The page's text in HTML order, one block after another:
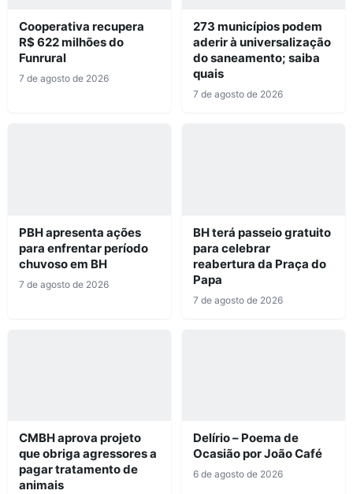
Cooperativa recupera
R$ 622 milhões do
Funrural
7 de agosto de 2026
273 municípios podem
aderir à universalização
do saneamento; saiba
quais
7 de agosto de 2026
PBH apresenta ações
para enfrentar período
chuvoso em BH
7 de agosto de 2026
BH terá passeio gratuito
para celebrar
reabertura da Praça do
Papa
7 de agosto de 2026
CMBH aprova projeto
que obriga agressores a
pagar tratamento de
animais
Delírio – Poema de
Ocasião por João Café
6 de agosto de 2026